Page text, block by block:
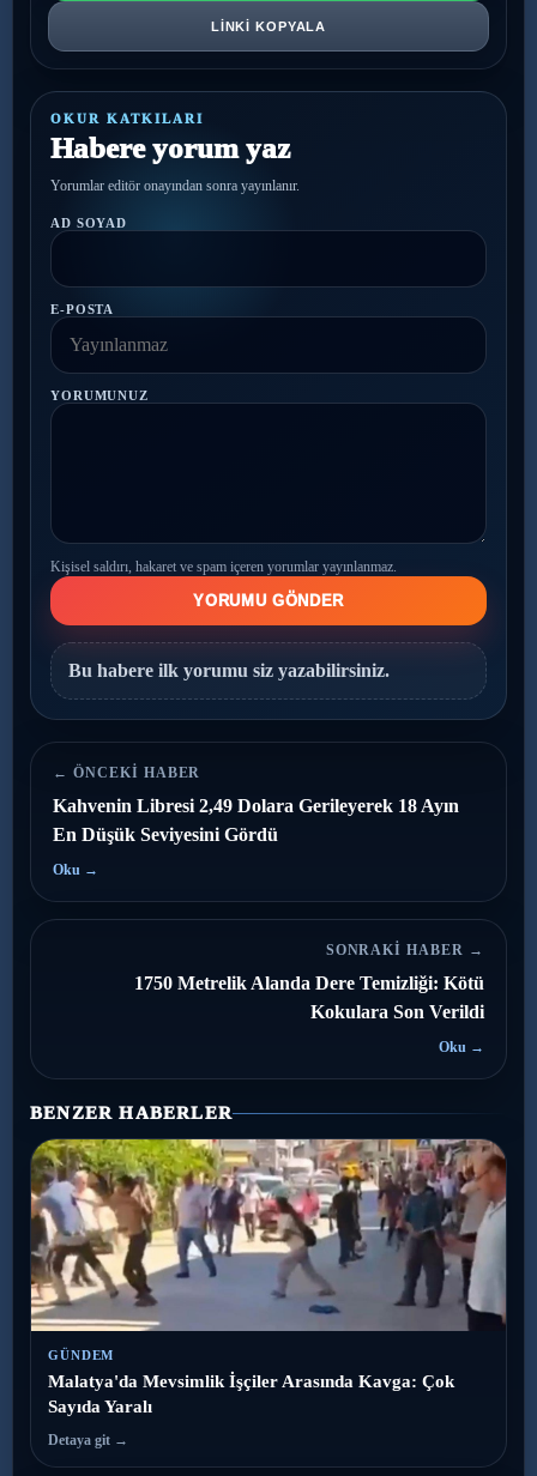
LINKI KOPYALA
OKUR KATKILARI
Habere yorum yaz
Yorumlar editör onayından sonra yayınlanır.
AD SOYAD
E-POSTA
YORUMUNUZ
Kişisel saldırı, hakaret ve spam içeren yorumlar yayınlanmaz.
YORUMU GÖNDER
Bu habere ilk yorumu siz yazabilirsiniz.
← ÖNCEKI HABER
Kahvenin Libresi 2,49 Dolara Gerileyerek 18 Ayın
En Düşük Seviyesini Gördü
Oku →
SONRAKI HABER →
1750 Metrelik Alanda Dere Temizliği: Kötü
Kokulara Son Verildi
Oku →
BENZER HABERLER
GÜNDEM
Malatya'da Mevsimlik İşçiler Arasında Kavga: Çok
Sayıda Yaralı
Detaya git →